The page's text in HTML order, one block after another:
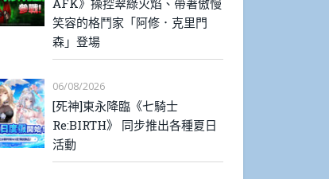
AFK》操控翠綠火焰、帶著傲慢
笑容的格鬥家「阿修．克里門
森」登場
06/08/2026
[死神]東永降臨《七騎士
Re:BIRTH》 同步推出各種夏日
活動